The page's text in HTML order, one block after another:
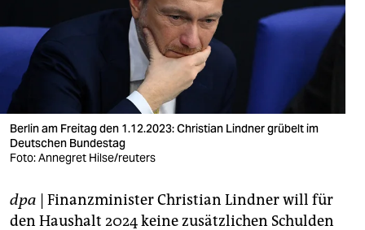
wahrheit
verlag
verlag
veranstaltungen
shop
fragen & hilfe
unterstützen
Berlin am Freitag den 1.12.2023: Christian Lindner grübelt im
Deutschen Bundestag
Foto: Annegret Hilse/reuters
dpa | Finanzminister Christian Lindner will für
den Haushalt 2024 keine zusätzlichen Schulden